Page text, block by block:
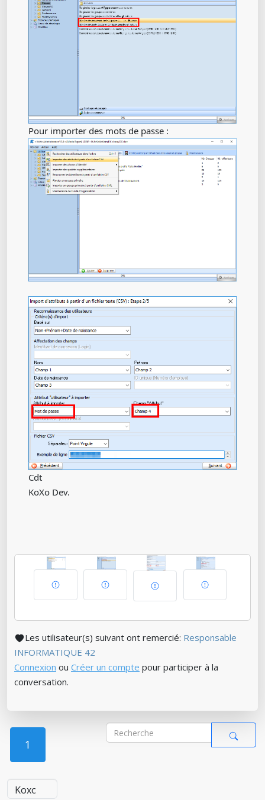
Pour importer des mots de passe :
Cdt
KoXo Dev.
Les utilisateur(s) suivant ont remercié: Responsable
INFORMATIQUE 42
Connexion ou Créer un compte pour participer à la
conversation.
1